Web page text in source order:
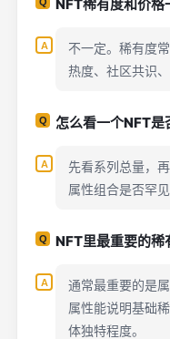
NFT稀有度和价格
不一定。稀有度
热度、社区共识
怎么看一个NFT是
先看系列总量，
属性组合是否罕
NFT里最重要的稀
通常最重要的是
属性能说明基础
体独特程度。